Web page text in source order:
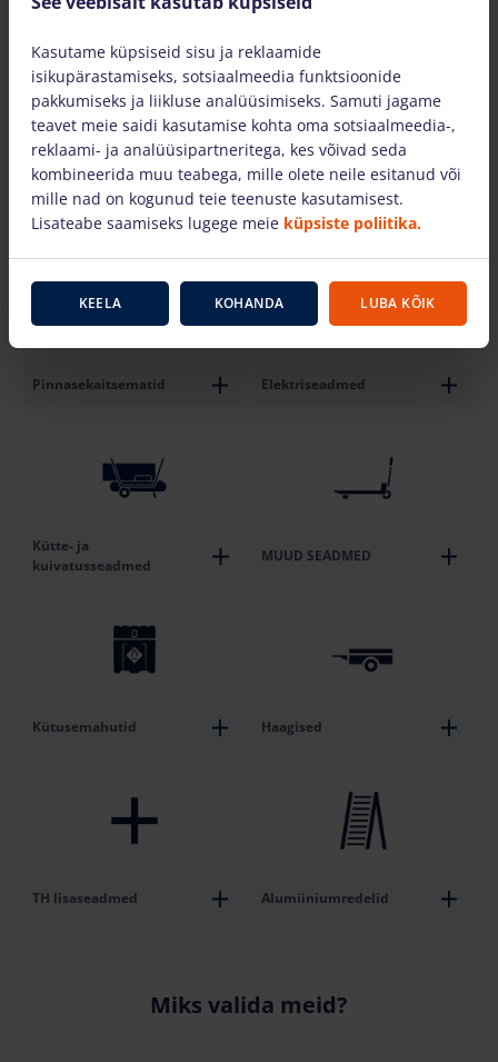
Teleskooplaadurid Akumasttõstukid
Laotõstukid
Alumiiniumist tornid-
tellingud
Pinnasekaitsematid Elektriseadmed
Kütte- ja
kuivatusseadmed
MUUD SEADMED
Kütusemahutid Haagised
TH lisaseadmed Alumiiniumredelid
Miks valida meid?
Kasutame küpsiseid sisu ja reklaamide
isikupärastamiseks, sotsiaalmeedia funktsioonide
pakkumiseks ja liikluse analüüsimiseks. Samuti jagame
teavet meie saidi kasutamise kohta oma sotsiaalmeedia-,
reklaami- ja analüüsipartneritega, kes võivad seda
kombineerida muu teabega, mille olete neile esitanud või
mille nad on kogunud teie teenuste kasutamisest.
Lisateabe saamiseks lugege meie küpsiste poliitika.
KEELA KOHANDA LUBA KÕIK